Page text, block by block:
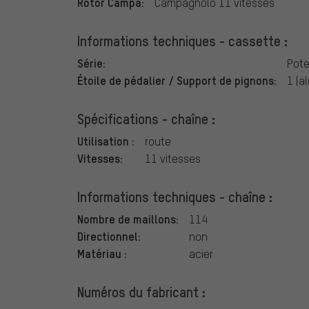
Informations techniques - cassette :
Série:
Étoile de pédalier / Support de pignons: 1
Spécifications - chaîne :
Utilisation : route
Vitesses: 11 vitesses
Informations techniques - chaîne :
Nombre de maillons: 114
Directionnel: non
Matériau : acier
Numéros du fabricant :